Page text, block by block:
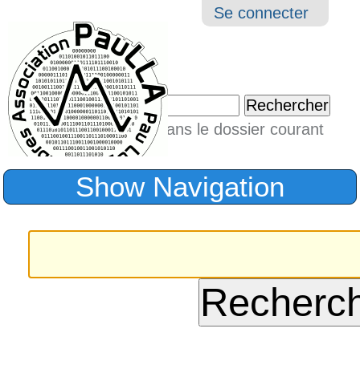
Outils
Se connecter
Chercher par
Seulement dans le dossier courant
Recherche
Show Navigation